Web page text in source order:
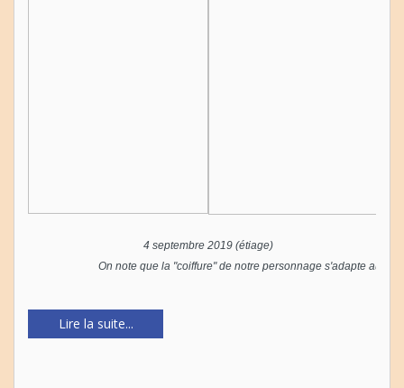
4 septembre 2019 (étiage)
On note que la "coiffure" de notre personnage s'adapte aux
Lire la suite...